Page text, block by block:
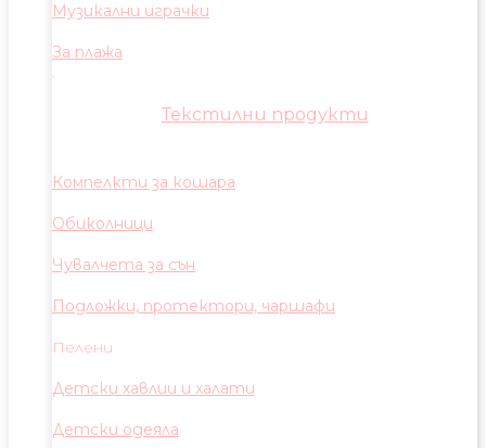
Музикални играчки
За плажа
Текстилни продукти
Компелкти за кошара
Обиколници
Чувалчета за сън
Подложки, протектори, чаршафи
Пелени
Детски хавлии и халати
Детски одеяла